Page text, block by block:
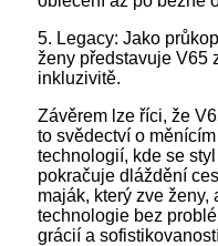
5. Legacy: Jako
ženy představuje V65
inkluzivitě.
Závěrem lze říci, že
to svědectví o
technologií, kde se
pokračuje dláždění
maják, který zve
technologie bez
grácií a